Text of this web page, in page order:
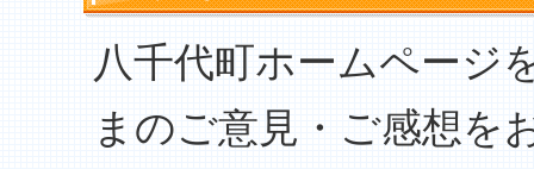
八千代町ホームページ
まのご意見・ご感想を